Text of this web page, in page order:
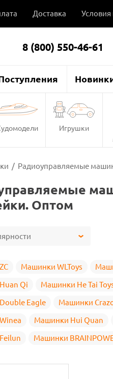
Доставка Условия
8 (800) 550-46-61
Игрушки
/ Радиоуправляемые
Оптом
Машинки WLToys
Qi
Машинки He Tai
Eagle
Машинки
Машинки Hui Quan
Машинки